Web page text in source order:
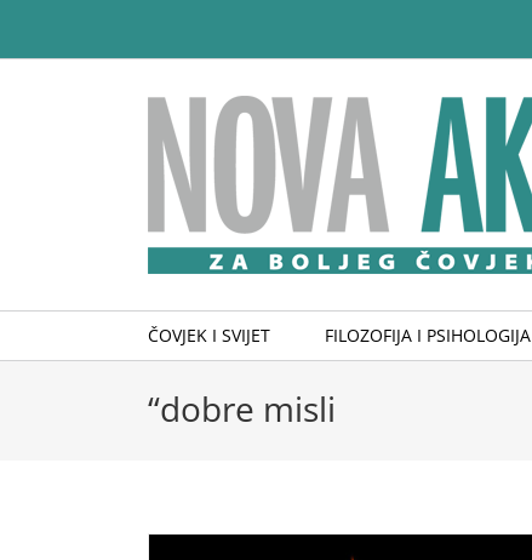
content
ČOVJEK I SVIJET FILOZOFIJA I PSIHOLOGIJA
“dobre misli